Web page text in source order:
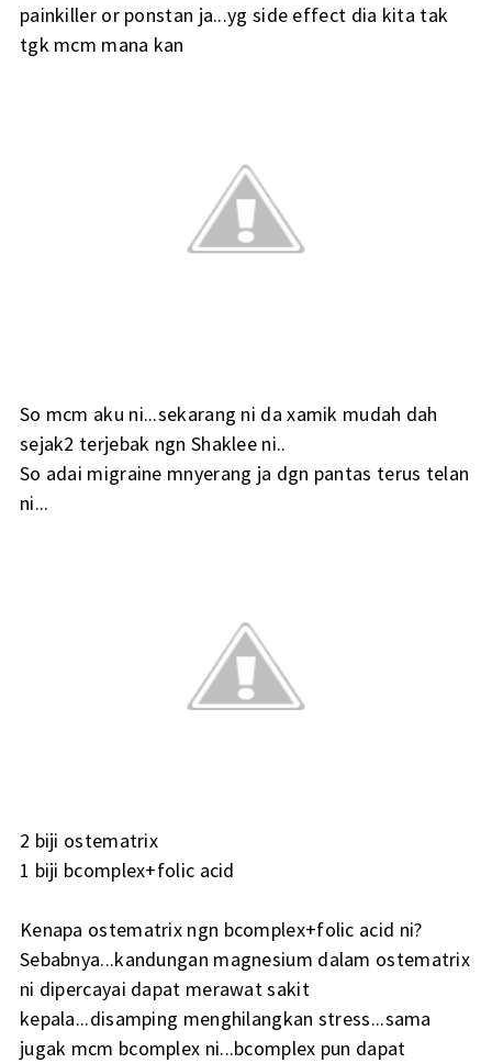
painkiller or ponstan ja...yg side effect dia kita tak
tgk mcm mana kan
So mcm aku ni...sekarang ni da xamik mudah dah
sejak2 terjebak ngn Shaklee ni..
So adai migraine mnyerang ja dgn pantas terus telan
ni...
2 biji ostematrix
1 biji bcomplex+folic acid
Kenapa ostematrix ngn bcomplex+folic acid ni?
Sebabnya...kandungan magnesium dalam ostematrix
ni dipercayai dapat merawat sakit
kepala...disamping menghilangkan stress...sama
jugak mcm bcomplex ni...bcomplex pun dapat